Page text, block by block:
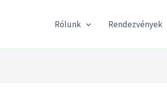
Rólunk Rendezvények